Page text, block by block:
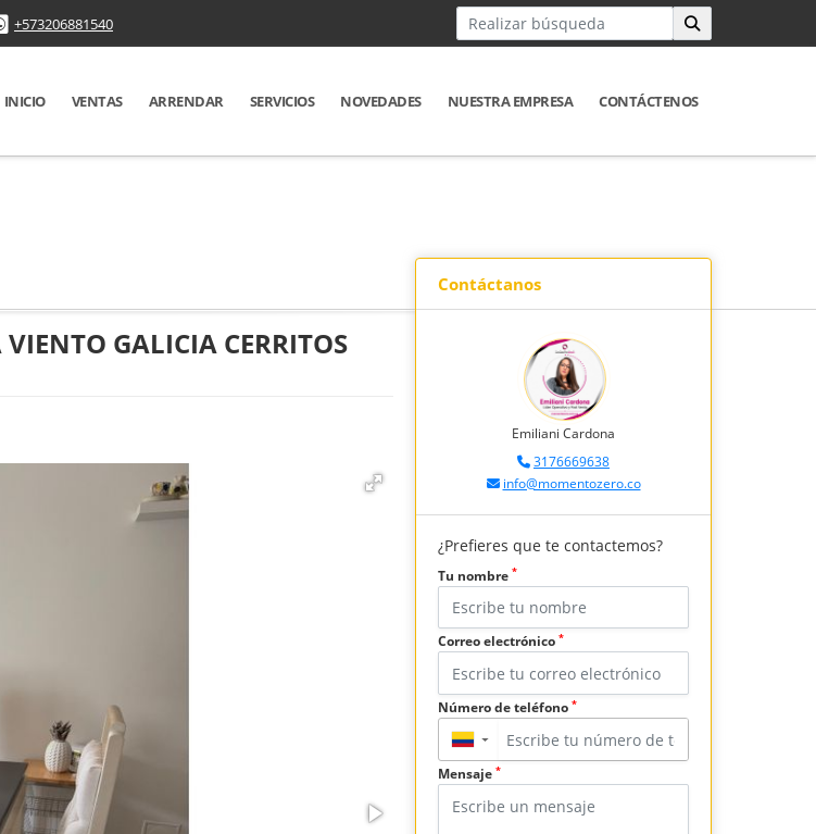
+573206881540
INICIO VENTAS ARRENDAR SERVICIOS NOVEDADES NUESTRA EMPRESA CONTÁCTENOS
GALICIA CERRITOS
Contáctanos
Emiliani Cardona
3176669638
info@momentozero.co
¿Prefieres que te contactemos?
Tu nombre *
Correo electrónico *
Número de teléfono *
▼
Mensaje *